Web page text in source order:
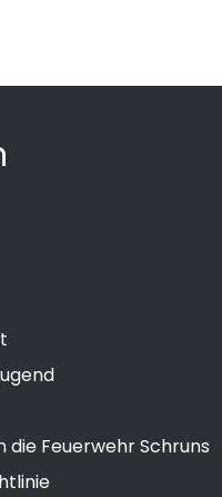
die Feuerwehr Schruns